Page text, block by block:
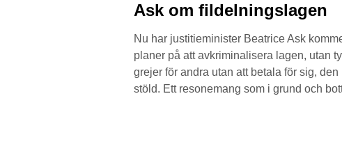
Ask om fildelningslagen
Nu har justitieminister Beatrice Ask
planer på att avkriminalisera lagen, utan
grejer för andra utan att betala för sig,
stöld. Ett resonemang som i grund och